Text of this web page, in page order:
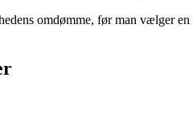
omdømme, før man vælger